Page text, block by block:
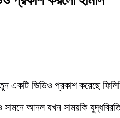
একটি ভিডিও প্রকাশ করেছে
আনল যখন সাময়কি